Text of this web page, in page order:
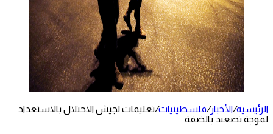
الرئيسية/الأخبار/فلسطينيات/تعليمات لجيش الاحتلال بالاستعداد
لموجة تصعيد بالضفة